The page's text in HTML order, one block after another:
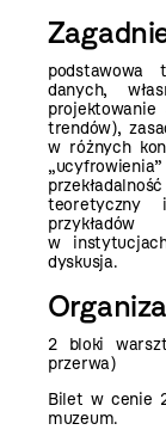
podstawowa
danych,
trendów),
w różnych
teoretyczny
w
dyskusja.
2 bloki
przerwa)
Bilet w cenie
muzeum.